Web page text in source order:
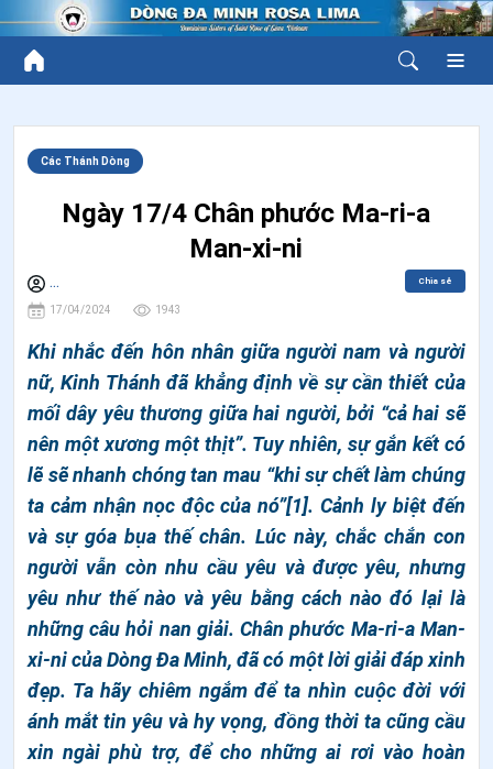
Các Thánh Dòng
Ngày 17/4 Chân phước Ma-ri-a
Man-xi-ni
...
17/04/2024 1943
Chia sẻ
Khi nhắc đến hôn nhân giữa người nam và người
nữ, Kinh Thánh đã khẳng định về sự cần thiết của
mối dây yêu thương giữa hai người, bởi “cả hai sẽ
nên một xương một thịt”. Tuy nhiên, sự gắn kết có
lẽ sẽ nhanh chóng tan mau “khi sự chết làm chúng
ta cảm nhận nọc độc của nó”[1]. Cảnh ly biệt đến
và sự góa bụa thế chân. Lúc này, chắc chắn con
người vẫn còn nhu cầu yêu và được yêu, nhưng
yêu như thế nào và yêu bằng cách nào đó lại là
những câu hỏi nan giải. Chân phước Ma-ri-a Man-
xi-ni của Dòng Đa Minh, đã có một lời giải đáp xinh
đẹp. Ta hãy chiêm ngắm để ta nhìn cuộc đời với
ánh mắt tin yêu và hy vọng, đồng thời ta cũng cầu
xin ngài phù trợ, để cho những ai rơi vào hoàn